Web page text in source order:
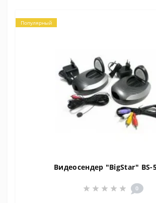
Популярный
Видеосендер "BigStar" BS-
0